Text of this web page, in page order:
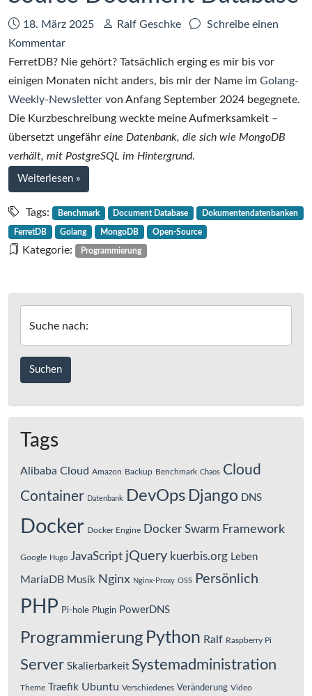
Datum:
18. März 2025 Autor:
Ralf Geschke
Schreibe einen
Kommentarzu
FerretDB
–
eine
Open-
Source
Document
Database
FerretDB? Nie gehört? Tatsächlich erging es mir bis vor
einigen Monaten nicht anders, bis mir der Name im Golang-
Weekly-Newsletter von Anfang September 2024 begegnete.
Die Kurzbeschreibung weckte meine Aufmerksamkeit –
übersetzt ungefähr eine Datenbank, die sich wie MongoDB
verhält, mit PostgreSQL im Hintergrund.
Weiterlesen bei
FerretDB
–
eine
Open-
Database
»
Tags: Benchmark Document Database Dokumentendatenbanken
FerretDB Golang MongoDB Open-Source
Kategorie: Programmierung
Suche nach:
Tags
Alibaba Cloud Amazon Backup Benchmark Chaos Cloud
Container Datenbank DevOps Django DNS
Docker Docker Engine Docker Swarm Framework
Google Hugo JavaScript jQuery kuerbis.org Leben
MariaDB Musik Nginx Nginx-Proxy OSS Persönlich
PHP Pi-hole Plugin PowerDNS
Programmierung Python Ralf Raspberry Pi
Server Skalierbarkeit Systemadministration
Theme Traefik Ubuntu Verschiedenes Veränderung Video